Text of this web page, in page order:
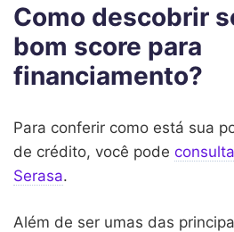
Como descobrir
bom score para
financiamento?
Para conferir como está sua
de crédito, você pode
Serasa.
Além de ser umas das